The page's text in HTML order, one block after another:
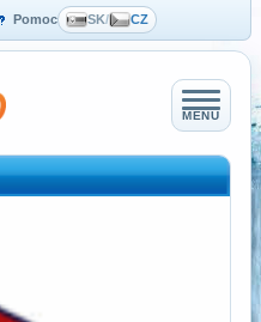
Pomoc SK/ CZ
MENU